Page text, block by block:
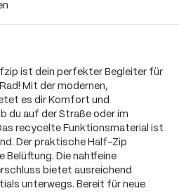
ist dein perfekter Begleiter für
Mit der modernen,
es dir Komfort und
du auf der Straße oder im
recycelte Funktionsmaterial ist
Der praktische Half-Zip
Belüftung. Die nahtfeine
bietet ausreichend
unterwegs. Bereit für neue